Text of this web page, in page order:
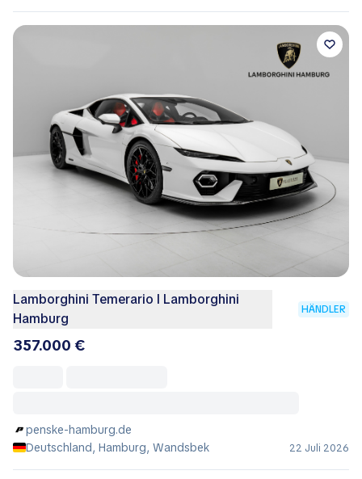
Lamborghini Temerario I Lamborghini
Hamburg
HÄNDLER
357.000 €
penske-hamburg.de
Deutschland, Hamburg, Wandsbek
22 Juli 2026